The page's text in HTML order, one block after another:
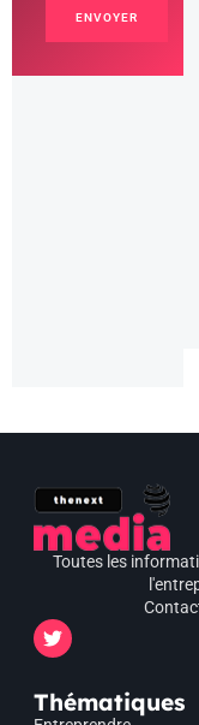
ENVOYER
Toutes les
Thématiques